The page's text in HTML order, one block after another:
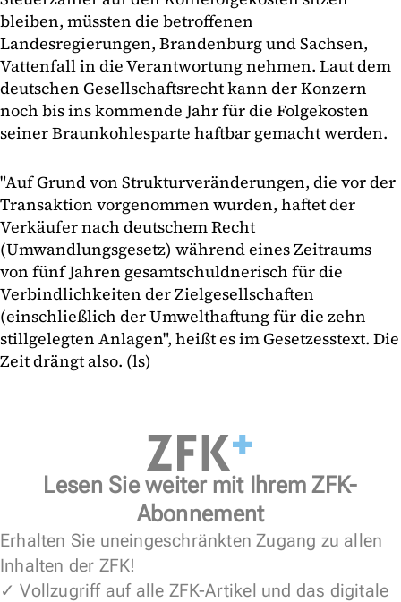
bleiben, müssten die betroffenen
Landesregierungen, Brandenburg und Sachsen,
Vattenfall in die Verantwortung nehmen. Laut dem
deutschen Gesellschaftsrecht kann der Konzern
noch bis ins kommende Jahr für die Folgekosten
seiner Braunkohlesparte haftbar gemacht werden.
"Auf Grund von Strukturveränderungen, die vor der
Transaktion vorgenommen wurden, haftet der
Verkäufer nach deutschem Recht
(Umwandlungsgesetz) während eines Zeitraums
von fünf Jahren gesamtschuldnerisch für die
Verbindlichkeiten der Zielgesellschaften
(einschließlich der Umwelthaftung für die zehn
stillgelegten Anlagen", heißt es im Gesetzesstext. Die
Zeit drängt also. (ls)
Lesen Sie weiter mit Ihrem ZFK-
Abonnement
Erhalten Sie uneingeschränkten Zugang zu allen
Inhalten der ZFK!
✓ Vollzugriff auf alle ZFK-Artikel und das digitale